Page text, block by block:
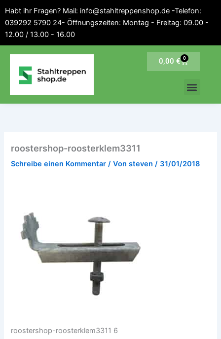
springen
Habt ihr Fragen? Mail: info@stahltreppenshop.de -Telefon:
039292 5790 24- Öffnungszeiten: Montag - Freitag: 09.00 -
12.00 / 13.00 - 16.00
0,00 € 0
Warenkorb
roostershop-roosterklem3311
Schreibe einen Kommentar / Vonsteven/ 31/01/2018
roostershop-roosterklem3311 6